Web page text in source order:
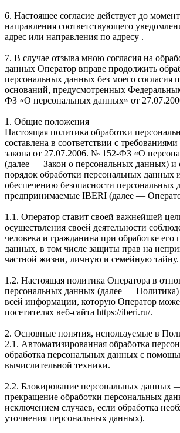
6. Настоящее согласие действует до
направления соответствующего
адрес или направления по адресу .
7. В случае отзыва мною согласия на
данных Оператор вправе продолжить
персональных данных без моего согласия
оснований, предусмотренных
ФЗ «О персональных данных» от
1. Общие положения
Настоящая политика обработки
составлена в соответствии с
закона от 27.07.2006. № 152-ФЗ «О
(далее — Закон о персональных данных) и
порядок обработки персональных данных
обеспечению безопасности персональных
предпринимаемые IBERI (далее —
1.1. Оператор ставит своей важнейшей
осуществления своей деятельности
человека и гражданина при обработке его
данных, в том числе защиты прав на
частной жизни, личную и семейную тайну.
1.2. Настоящая политика Оператора в
персональных данных (далее — Политика)
всей информации, которую Оператор
посетителях веб-сайта https://iberi.ru/.
2. Основные понятия, используемые в
2.1. Автоматизированная обработка
обработка персональных данных с
вычислительной техники.
2.2. Блокирование персональных данных
прекращение обработки персональных
исключением случаев, если обработка
уточнения персональных данных).